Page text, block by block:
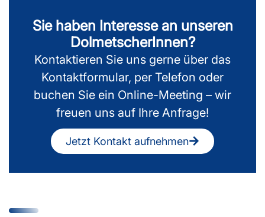
Sie haben Interesse an unseren
DolmetscherInnen?
Kontaktieren Sie uns gerne über das
Kontaktformular, per Telefon oder
buchen Sie ein Online-Meeting – wir
freuen uns auf Ihre Anfrage!
Jetzt Kontakt aufnehmen